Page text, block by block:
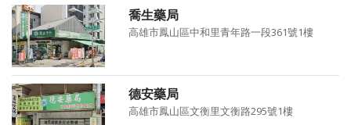
喬生藥局
高雄市鳳山區中和里青年路一段361號1樓
德安藥局
高雄市鳳山區文衡里文衡路295號1樓